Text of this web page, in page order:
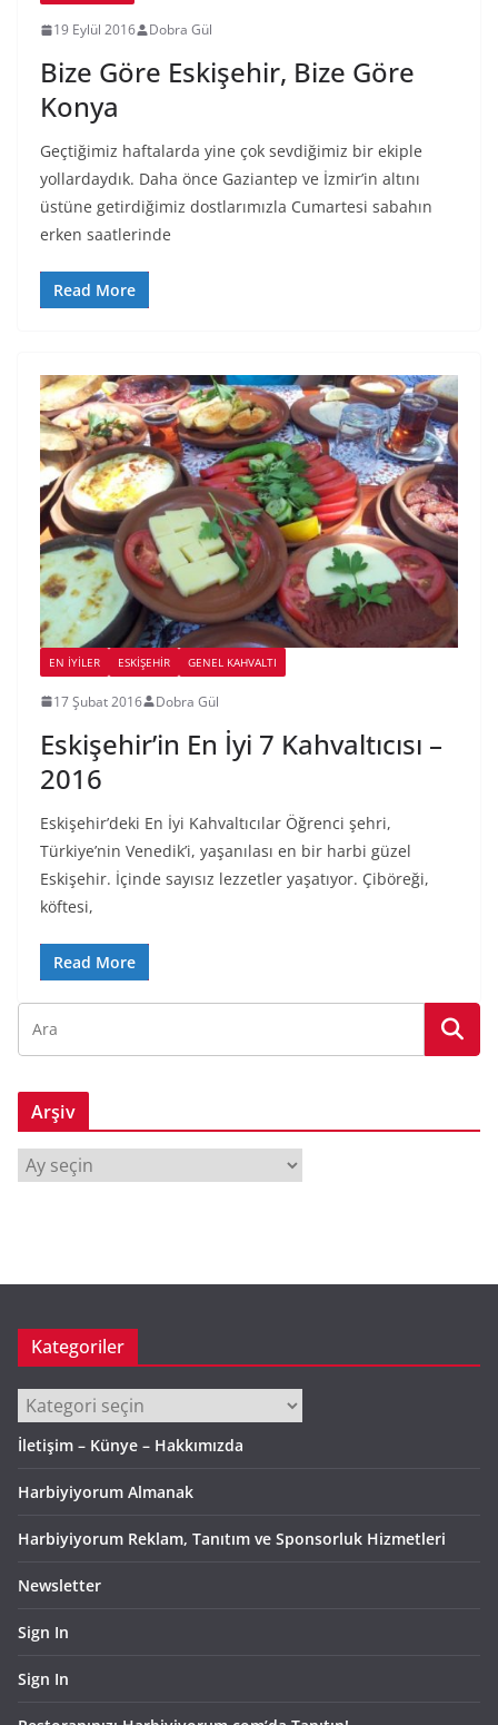
19 Eylül 2016 Dobra Gül
Bize Göre Eskişehir, Bize Göre
Konya
Geçtiğimiz haftalarda yine çok sevdiğimiz bir ekiple
yollardaydık. Daha önce Gaziantep ve İzmir’in altını
üstüne getirdiğimiz dostlarımızla Cumartesi sabahın
erken saatlerinde
Read More
EN İYILER ESKIŞEHIR GENEL KAHVALTI
17 Şubat 2016 Dobra Gül
Eskişehir’in En İyi 7 Kahvaltıcısı –
2016
Eskişehir’deki En İyi Kahvaltıcılar Öğrenci şehri,
Türkiye’nin Venedik’i, yaşanılası en bir harbi güzel
Eskişehir. İçinde sayısız lezzetler yaşatıyor. Çiböreği,
köftesi,
Read More
Arşiv
r
Kategoriler
Kategoriler
İletişim – Künye – Hakkımızda
Harbiyiyorum Almanak
Harbiyiyorum Reklam, Tanıtım ve Sponsorluk Hizmetleri
Newsletter
Sign In
Sign In